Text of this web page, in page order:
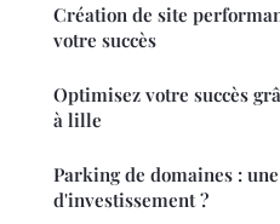
Création de site
votre succès
Optimisez votre succès
à lille
Parking de domaines :
d'investissement ?